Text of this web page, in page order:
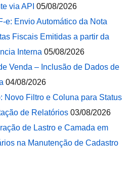
via API 05/08/2026
e: Envio Automático da Nota
Fiscais Emitidas a partir da
Interna 05/08/2026
Venda – Inclusão de Dados de
04/08/2026
Novo Filtro e Coluna para Status
de Relatórios 03/08/2026
de Lastro e Camada em
na Manutenção de Cadastro